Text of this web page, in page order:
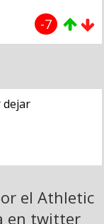
-7
dejar
el Athletic
en twitter